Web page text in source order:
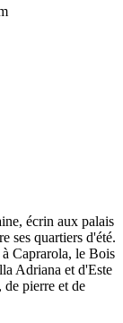
écrin aux palais
ses quartiers d'été.
Caprarola, le Bois
Adriana et d'Este
pierre et de